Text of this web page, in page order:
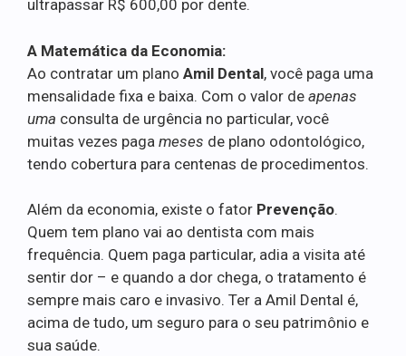
ultrapassar R$ 600,00 por dente.
A Matemática da Economia:
Ao contratar um plano Amil Dental, você paga uma
mensalidade fixa e baixa. Com o valor de apenas
uma consulta de urgência no particular, você
muitas vezes paga meses de plano odontológico,
tendo cobertura para centenas de procedimentos.
Além da economia, existe o fator Prevenção.
Quem tem plano vai ao dentista com mais
frequência. Quem paga particular, adia a visita até
sentir dor – e quando a dor chega, o tratamento é
sempre mais caro e invasivo. Ter a Amil Dental é,
acima de tudo, um seguro para o seu patrimônio e
sua saúde.